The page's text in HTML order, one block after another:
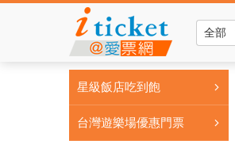
養
香
星級飯店吃到飽
台灣遊樂場優惠門票